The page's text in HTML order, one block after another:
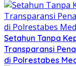
Setahun Tanpa
Transparansi
di Polrestabes